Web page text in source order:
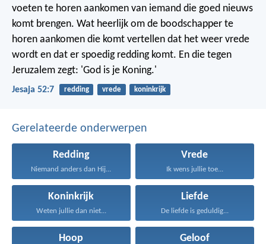
voeten te horen aankomen van iemand die goed nieuws
komt brengen. Wat heerlijk om de boodschapper te
horen aankomen die komt vertellen dat het weer vrede
wordt en dat er spoedig redding komt. En die tegen
Jeruzalem zegt: 'God is je Koning.'
Jesaja 52:7 redding vrede koninkrijk
Gerelateerde onderwerpen
Redding
Niemand anders dan Hij...
Vrede
Ik wens jullie toe...
Koninkrijk
Weten jullie dan niet...
Liefde
De liefde is geduldig...
Hoop Geloof